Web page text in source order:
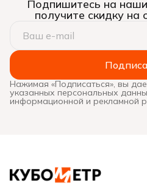
Подпишитесь на
получите скидку
Нажимая «Подписаться», вы
указанных персональных
информационной и рекламной